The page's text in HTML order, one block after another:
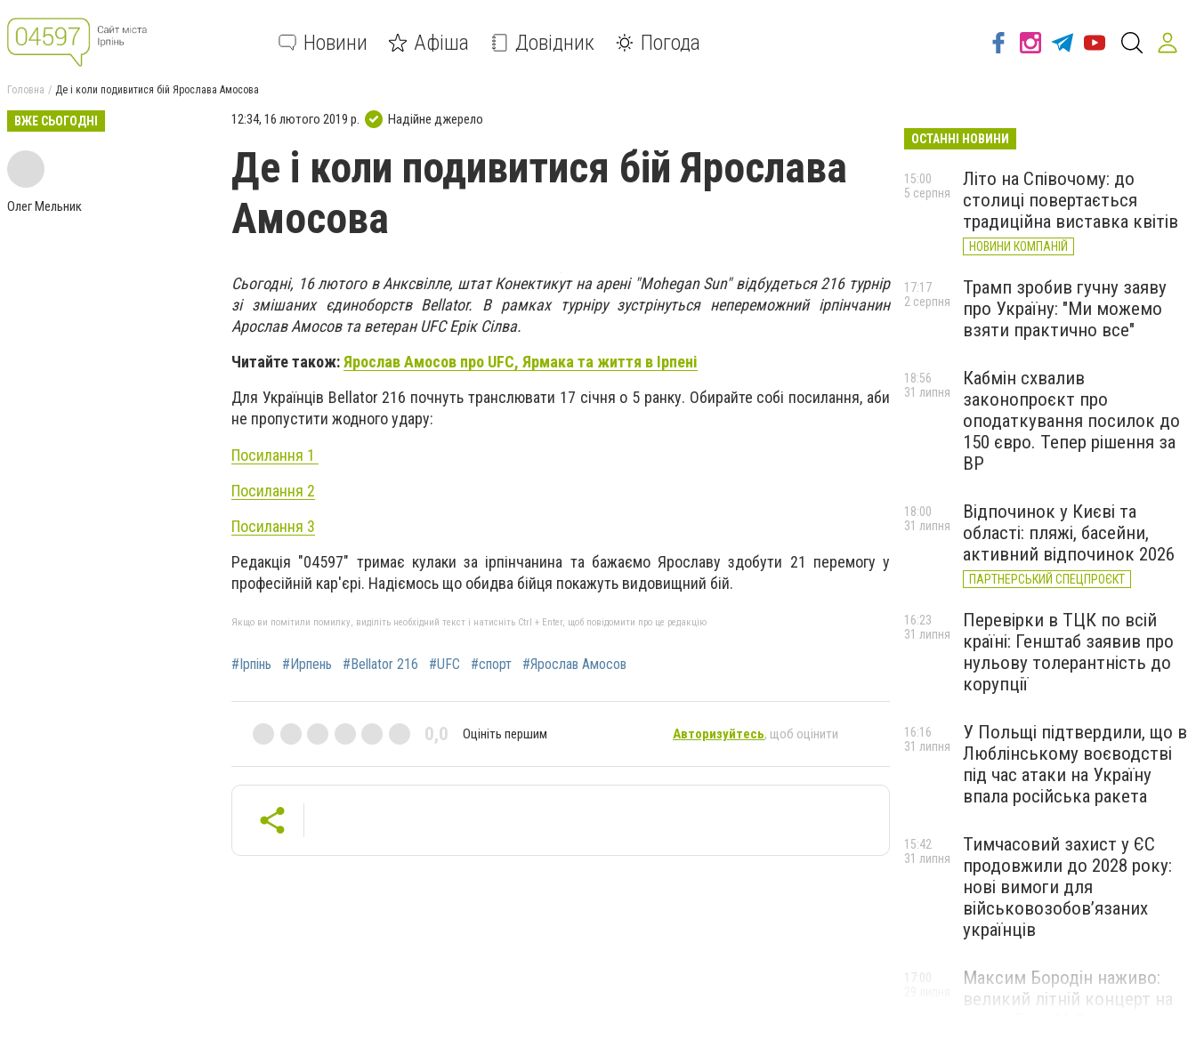
Новини Афіша Довідник Погода
Головна Де і коли подивитися бій Ярослава Амосова
ВЖЕ СЬОГОДНІ
Олег Мельник
12:34, 16 лютого 2019 р. Надійне джерело
Де і коли подивитися бій Ярослава
Амосова
Сьогодні, 16 лютого в Анксвілле, штат Конектикут на арені "Mohegan Sun" відбудеться 216 турнір
зі змішаних єдиноборств Bellator. В рамках турніру зустрінуться непереможний ірпінчанин
Арослав Амосов та ветеран UFC Ерік Сілва.
Читайте також:Ярослав Амосов про UFC, Ярмака та життя в Ірпені
Для Українців Bellator 216 почнуть транслювати 17 січня о 5 ранку. Обирайте собі посилання, аби
не пропустити жодного удару:
Посилання 1
Посилання 2
Посилання 3
Редакція "04597" тримає кулаки за ірпінчанина та бажаємо Ярославу здобути 21 перемогу у
професійній кар'єрі. Надіємось що обидва бійця покажуть видовищний бій.
Якщо ви помітили помилку, виділіть необхідний текст і натисніть Ctrl + Enter, щоб повідомити про це редакцію
#Ірпінь #Ирпень #Bellator 216 #UFC #спорт #Ярослав Амосов
0,0 Оцініть першим Авторизуйтесь, щоб оцінити
ОСТАННІ НОВИНИ
Літо на Співочому: до
столиці повертається
традиційна виставка квітів
НОВИНИ КОМПАНІЙ
15:00
5 серпня
Трамп зробив гучну заяву
про Україну: "Ми можемо
взяти практично все"
17:17
2 серпня
Кабмін схвалив
законопроєкт про
оподаткування посилок до
150 євро. Тепер рішення за
ВР
18:56
31 липня
Відпочинок у Києві та
області: пляжі, басейни,
активний відпочинок 2026
ПАРТНЕРСЬКИЙ СПЕЦПРОЄКТ
18:00
31 липня
Перевірки в ТЦК по всій
країні: Генштаб заявив про
нульову толерантність до
корупції
16:23
31 липня
У Польщі підтвердили, що в
Люблінському воєводстві
під час атаки на Україну
впала російська ракета
16:16
31 липня
Тимчасовий захист у ЄС
продовжили до 2028 року:
нові вимоги для
військовозобов’язаних
українців
15:42
31 липня
Максим Бородін наживо:
великий літній концерт на
17:00